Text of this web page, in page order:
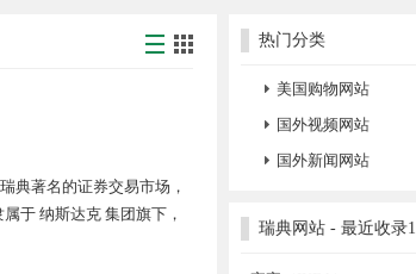
典著名的证券交易市场，
于 纳斯达克 集团旗下，
热门分类
美国购物网站
国外视频网站
国外新闻网站
瑞典网站 - 最近收录1